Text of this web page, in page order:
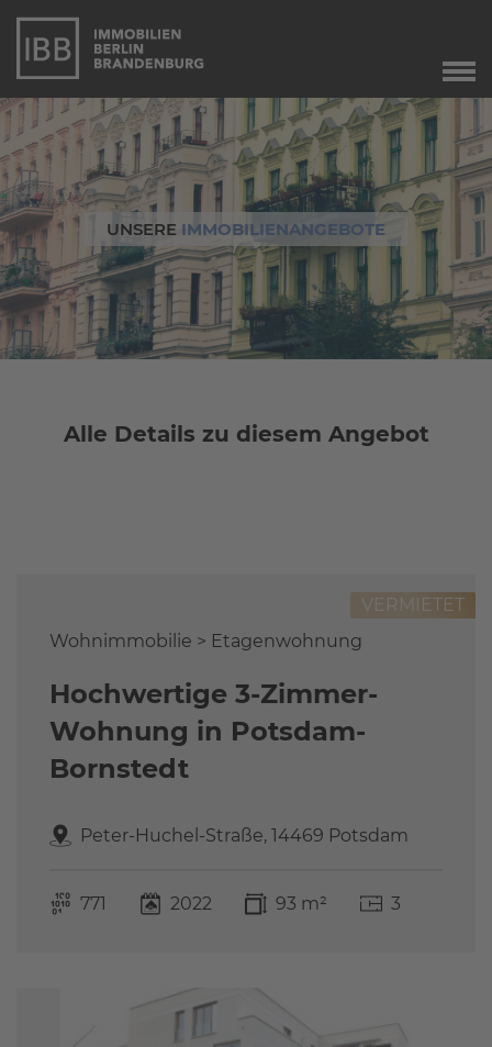
Start
Verkauf
Immobilienverkauf
Marketing
Immobilienbewertung
Unser Service
Leibrente
Dringend gesucht
Angebote
Leistungen
Stellenangebote
Kontakt
UNSERE IMMOBILIENANGEBOTE
Alle Details zu diesem Angebot
Wohnimmobilie > Etagenwohnung
VERMIETET
Hochwertige 3-Zimmer-
Wohnung in Potsdam-
Bornstedt
Peter-Huchel-Straße, 14469 Potsdam
771 2022 93 m² 3